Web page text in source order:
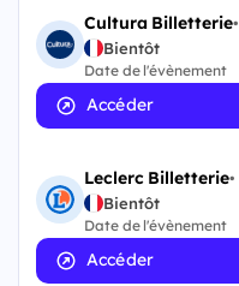
Cultura Billetterie•
Bientôt
Date de l'évènement
Accéder
Leclerc Billetterie•
Bientôt
Date de l'évènement
Accéder